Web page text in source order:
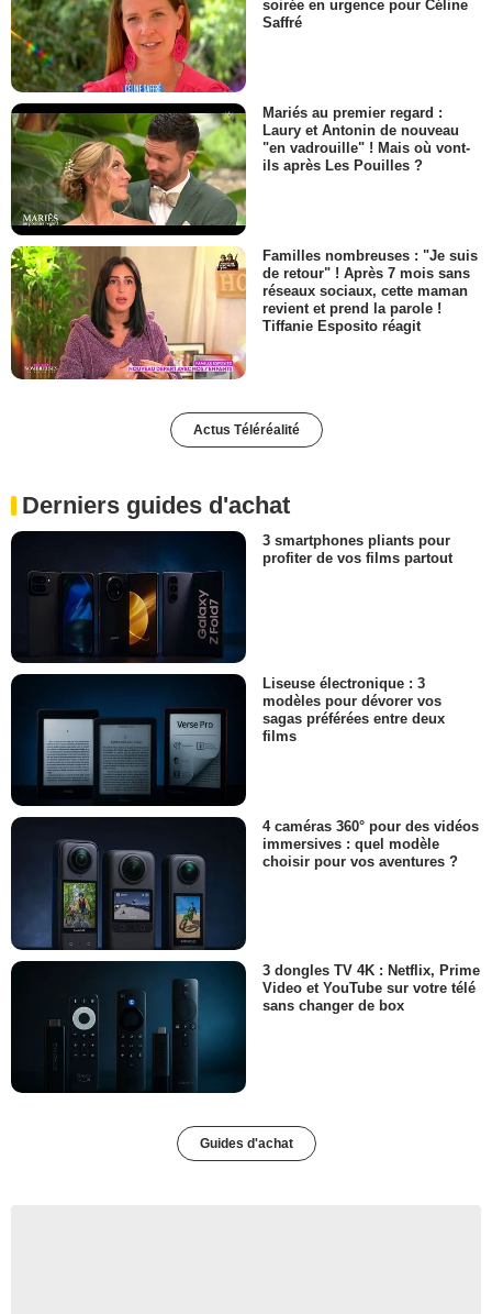
soirée en urgence pour Céline
Saffré
Mariés au premier regard :
Laury et Antonin de nouveau
"en vadrouille" ! Mais où vont-
ils après Les Pouilles ?
Familles nombreuses : "Je suis
de retour" ! Après 7 mois sans
réseaux sociaux, cette maman
revient et prend la parole !
Tiffanie Esposito réagit
Actus Téléréalité
Derniers guides d'achat
3 smartphones pliants pour
profiter de vos films partout
Liseuse électronique : 3
modèles pour dévorer vos
sagas préférées entre deux
films
4 caméras 360° pour des vidéos
immersives : quel modèle
choisir pour vos aventures ?
3 dongles TV 4K : Netflix, Prime
Video et YouTube sur votre télé
sans changer de box
Guides d'achat